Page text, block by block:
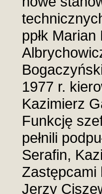
ppłk
1977 r.
Kazimierz
Funkcję
pełnili
Serafin,
Zastępcami
Jerzy